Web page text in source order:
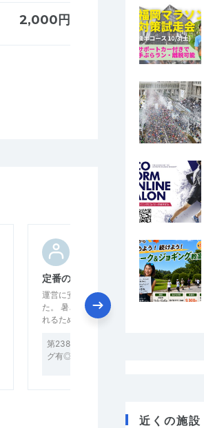
2,000円
4.67
定番の皇居ランニング
運営に安定感があり、安心して走れまし
た。 暑さのきびしい日でしたが、暑さに慣
れるためのいい練習になりました。
第238回UP RUN皇居マラソン◎計測タ
グ有◎
近くの施設